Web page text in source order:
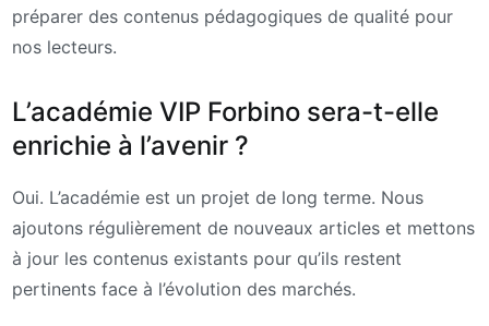
préparer des contenus pédagogiques de qualité pour
nos lecteurs.
L’académie VIP Forbino sera-t-elle
enrichie à l’avenir ?
Oui. L’académie est un projet de long terme. Nous
ajoutons régulièrement de nouveaux articles et mettons
à jour les contenus existants pour qu’ils restent
pertinents face à l’évolution des marchés.